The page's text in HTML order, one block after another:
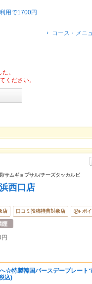
用で1700円
コース・メニ
。
ください。
/サムギョプサル/チーズタッカルビ
西口店
店 口コミ投稿特典対象店 ポ
☆特製韓国バースデープレート
込)